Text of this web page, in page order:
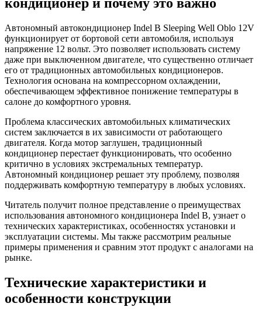
Автономный автокондиционер Indel B Sleeping Well Oblo 12V
функционирует от бортовой сети автомобиля, используя
напряжение 12 вольт. Это позволяет использовать систему
даже при выключенном двигателе, что существенно отличает
его от традиционных автомобильных кондиционеров.
Технология основана на компрессорном охлаждении,
обеспечивающем эффективное понижение температуры в
салоне до комфортного уровня.
Проблема классических автомобильных климатических
систем заключается в их зависимости от работающего
двигателя. Когда мотор заглушен, традиционный
кондиционер перестает функционировать, что особенно
критично в условиях экстремальных температур.
Автономный кондиционер решает эту проблему, позволяя
поддерживать комфортную температуру в любых условиях.
Читатель получит полное представление о преимуществах
использования автономного кондиционера Indel B, узнает о
технических характеристиках, особенностях установки и
эксплуатации системы. Мы также рассмотрим реальные
примеры применения и сравним этот продукт с аналогами на
рынке.
Технические характеристики и
особенности конструкции